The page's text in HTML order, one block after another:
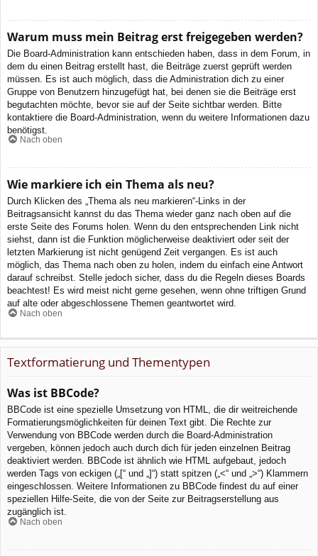
Warum muss mein Beitrag erst freigegeben werden?
Die Board-Administration kann entschieden haben, dass in dem Forum, in
dem du einen Beitrag erstellt hast, die Beiträge zuerst geprüft werden
müssen. Es ist auch möglich, dass die Administration dich zu einer
Gruppe von Benutzern hinzugefügt hat, bei denen sie die Beiträge erst
begutachten möchte, bevor sie auf der Seite sichtbar werden. Bitte
kontaktiere die Board-Administration, wenn du weitere Informationen dazu
benötigst.
Nach oben
Wie markiere ich ein Thema als neu?
Durch Klicken des „Thema als neu markieren“-Links in der
Beitragsansicht kannst du das Thema wieder ganz nach oben auf die
erste Seite des Forums holen. Wenn du den entsprechenden Link nicht
siehst, dann ist die Funktion möglicherweise deaktiviert oder seit der
letzten Markierung ist nicht genügend Zeit vergangen. Es ist auch
möglich, das Thema nach oben zu holen, indem du einfach eine Antwort
darauf schreibst. Stelle jedoch sicher, dass du die Regeln dieses Boards
beachtest! Es wird meist nicht gerne gesehen, wenn ohne triftigen Grund
auf alte oder abgeschlossene Themen geantwortet wird.
Nach oben
Textformatierung und Thementypen
Was ist BBCode?
BBCode ist eine spezielle Umsetzung von HTML, die dir weitreichende
Formatierungsmöglichkeiten für deinen Text gibt. Die Rechte zur
Verwendung von BBCode werden durch die Board-Administration
vergeben, können jedoch auch durch dich für jeden einzelnen Beitrag
deaktiviert werden. BBCode ist ähnlich wie HTML aufgebaut, jedoch
werden Tags von eckigen („[“ und „]“) statt spitzen („<“ und „>“) Klammern
eingeschlossen. Weitere Informationen zu BBCode findest du auf einer
speziellen Hilfe-Seite, die von der Seite zur Beitragserstellung aus
zugänglich ist.
Nach oben